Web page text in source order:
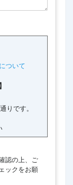
認の上、ご
ックをお願